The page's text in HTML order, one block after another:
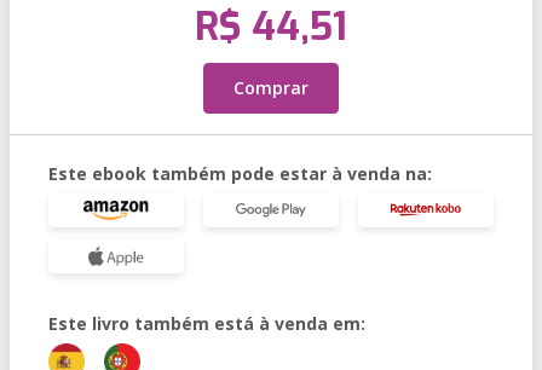
R$ 44,51
Comprar
Este ebook também pode estar à venda na:
Este livro também está à venda em: